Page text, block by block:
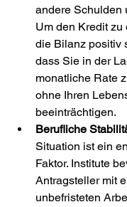
andere Schulden
Um den Kredit zu
die Bilanz positiv
dass Sie in der
monatliche Rate
ohne Ihren
beeinträchtigen.
Berufliche
Situation ist ein
Faktor. Institute
Antragsteller mit
unbefristeten